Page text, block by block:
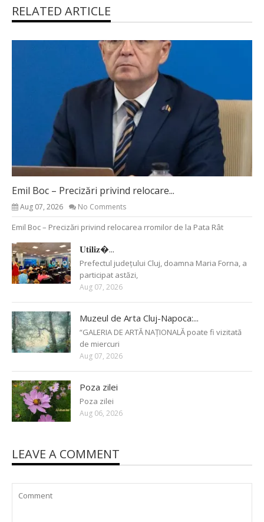
RELATED ARTICLE
Emil Boc – Precizări privind relocare...
Aug 07, 2026 No Comments
Emil Boc – Precizări privind relocarea rromilor de la Pata Rât
𝐔𝐭𝐢𝐥𝐢𝐳�...
Prefectul județului Cluj, doamna Maria Forna, a
participat astăzi,
Aug 07, 2026
Muzeul de Arta Cluj-Napoca:...
“GALERIA DE ARTĂ NAȚIONALĂ poate fi vizitată
de miercuri
Aug 07, 2026
Poza zilei
Poza zilei
Aug 06, 2026
LEAVE A COMMENT